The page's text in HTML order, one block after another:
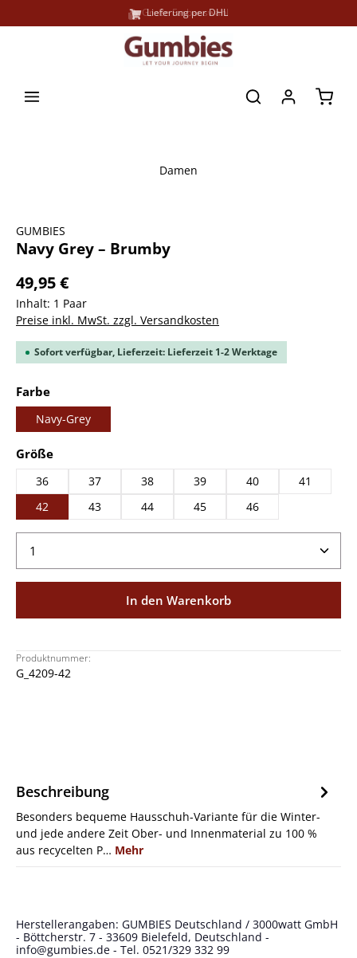
Große Farbauswahl
Lieferung per DHL
Damen
GUMBIES
Navy Grey – Brumby
49,95 €
Inhalt: 1 Paar
Preise inkl. MwSt. zzgl. Versandkosten
Sofort verfügbar, Lieferzeit: Lieferzeit 1-2 Werktage
Farbeauswählen
Navy-Grey
Größeauswählen
36 37 38 39 40
41
42
43 44 45 46
Produkt Anzahl: Gib den gewünschten Wert ein
In den Warenkorb
Produktnummer:
G_4209-42
Beschreibung
Besonders bequeme Hausschuh-Variante für die Winter-
und jede andere Zeit Ober- und Innenmaterial zu 100 %
aus recycelten P… Mehr
Herstellerangaben: GUMBIES Deutschland / 3000watt GmbH
- Böttcherstr. 7 - 33609 Bielefeld, Deutschland -
info@gumbies.de - Tel. 0521/329 332 99